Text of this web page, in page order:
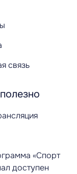
связь
«Спорт
доступен